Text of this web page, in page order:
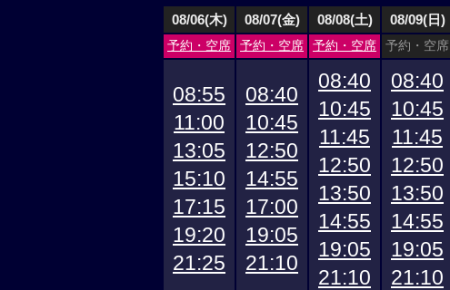
08/06(木) 08/07(金) 08/08(土) 08/09(日)
予約・空席 予約・空席 予約・空席 予約・空席
08:55
11:00
13:05
15:10
17:15
19:20
21:25
08:40
10:45
12:50
14:55
17:00
19:05
21:10
08:40
10:45
11:45
12:50
13:50
14:55
19:05
21:10
08:40
10:45
11:45
12:50
13:50
14:55
19:05
21:10